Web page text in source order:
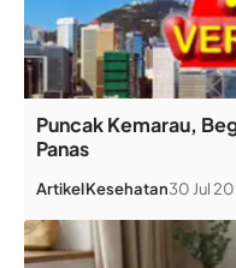
Puncak Kemarau,
Panas
ArtikelKesehatan30 Jul